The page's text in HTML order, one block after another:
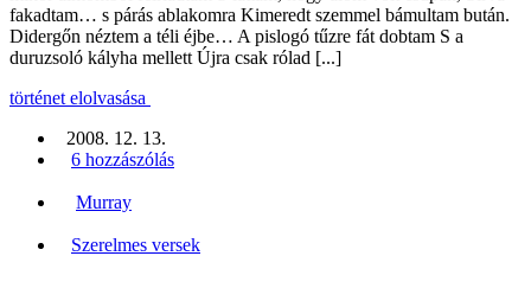
fakadtam… s párás ablakomra Kimeredt szemmel bámultam bután.
Didergőn néztem a téli éjbe… A pislogó tűzre fát dobtam S a
duruzsoló kályha mellett Újra csak rólad [...]
történet elolvasása
2008. 12. 13.
6 hozzászólás
Murray
Szerelmes versek